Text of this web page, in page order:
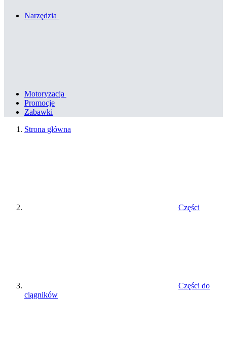
Narzędzia
Motoryzacja
Promocje
Zabawki
Strona główna
Części
Części do
ciągników